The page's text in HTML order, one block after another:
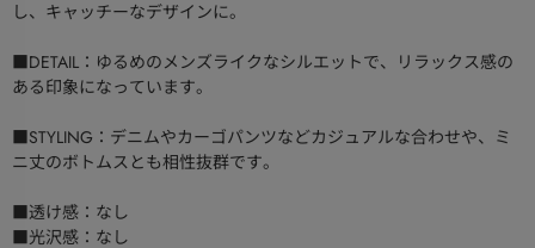
し、キャッチーなデザインに。
■DETAIL：ゆるめのメンズライクなシルエットで、リラックス感の
ある印象になっています。
■STYLING：デニムやカーゴパンツなどカジュアルな合わせや、ミ
ニ丈のボトムスとも相性抜群です。
■透け感：なし
■光沢感：なし